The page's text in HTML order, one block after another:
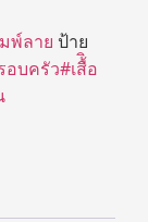
พ์ลาย ป้าย
อบครัว#เสื้ิอ